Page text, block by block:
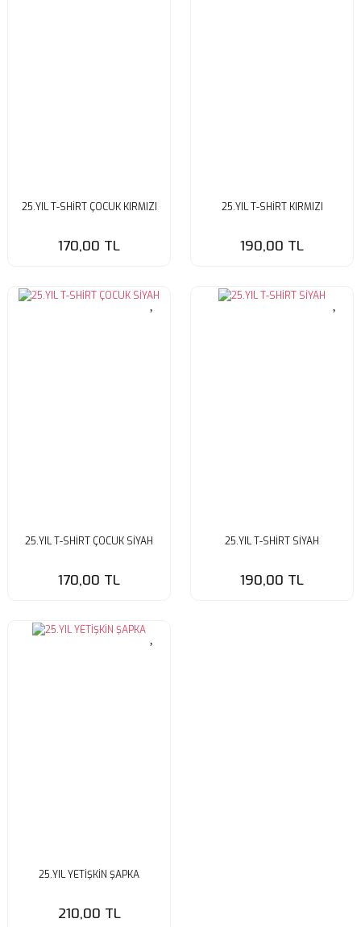
25.YIL T-SHİRT ÇOCUK KIRMIZI
170,00 TL
25.YIL T-SHİRT KIRMIZI
190,00 TL
25.YIL T-SHİRT ÇOCUK SİYAH
170,00 TL
25.YIL T-SHİRT SİYAH
190,00 TL
25.YIL YETİŞKİN ŞAPKA
210,00 TL